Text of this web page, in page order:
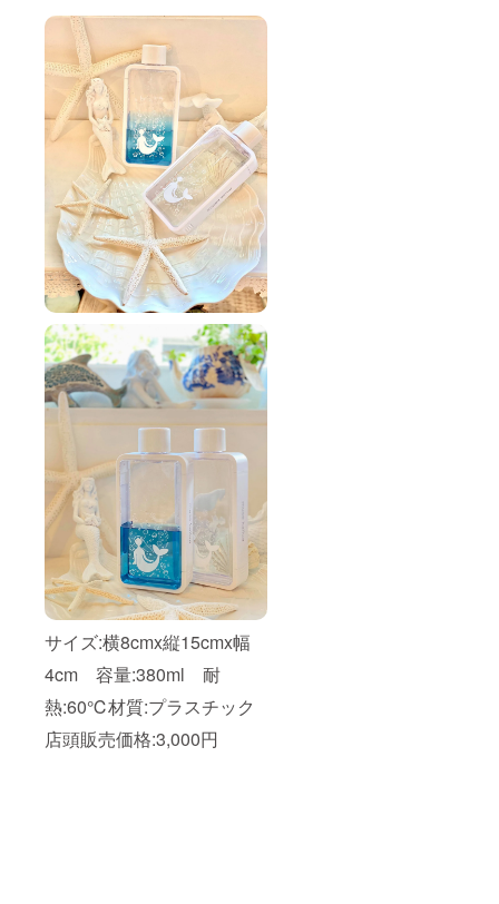
サイズ:横8cmx縦15cmx幅
4cm 容量:380ml 耐
熱:60℃材質:プラスチック
店頭販売価格:3,000円